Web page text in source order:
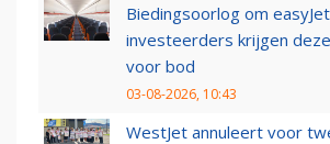
Biedingsoorlog om
investeerders krijgen
voor bod
03-08-2026, 10:43
WestJet annuleert voor